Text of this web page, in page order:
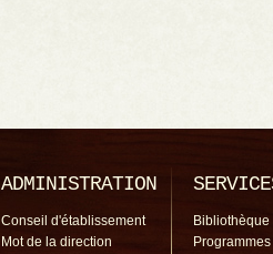
ADMINISTRATION
Conseil d'établissement
Mot de la direction
Bibliothèque
Programmes